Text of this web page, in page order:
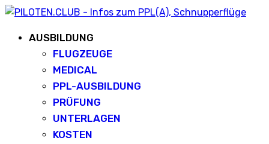
AUSBILDUNG
FLUGZEUGE
MEDICAL
PPL-AUSBILDUNG
PRÜFUNG
UNTERLAGEN
KOSTEN